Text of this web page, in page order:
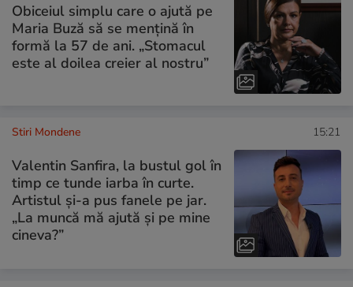
Obiceiul simplu care o ajută pe
Maria Buză să se mențină în
formă la 57 de ani. „Stomacul
este al doilea creier al nostru”
Stiri Mondene 15:21
Valentin Sanfira, la bustul gol în
timp ce tunde iarba în curte.
Artistul și-a pus fanele pe jar.
„La muncă mă ajută și pe mine
cineva?”